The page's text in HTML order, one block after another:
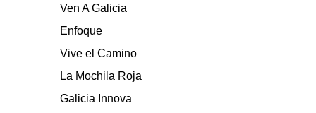
Ven A Galicia
Enfoque
Vive el Camino
La Mochila Roja
Galicia Innova